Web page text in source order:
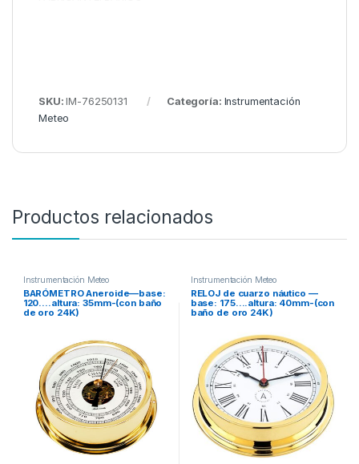
SKU:IM-76250131 Categoría: Instrumentación
Meteo
Productos relacionados
Instrumentación Meteo
BARÓMETRO Aneroide—base:
120….altura: 35mm-(con baño
de oro 24K)
Instrumentación Meteo
RELOJ de cuarzo náutico —
base: 175….altura: 40mm-(con
baño de oro 24K)